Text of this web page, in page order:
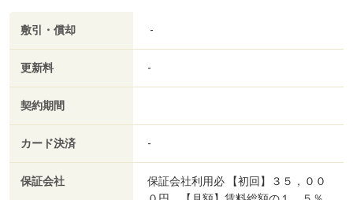
敷引・償却 -
更新料 -
契約期間
カード決済 -
保証会社
保証会社利用必 【初回】３５，００